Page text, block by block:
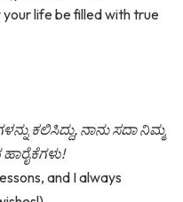
life be filled with true
ಕಲಿಸಿದ್ದು, ನಾನು ಸದಾ ನಿಮ್ಮ
ಹಾರೈಕೆಗಳು!
and I always